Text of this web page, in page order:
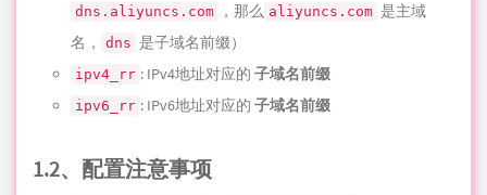
dns.aliyuncs.com ，那么 aliyuncs.com 是主域
名，
dns 是子域名前缀）
ipv4_rr : IPv4地址对应的 子域名前缀
ipv6_rr : IPv6地址对应的 子域名前缀
1.2、配置注意事项